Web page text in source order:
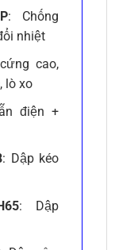
: Chống
nhiệt
cao,
lò xo
điện +
: Dập kéo
: Dập